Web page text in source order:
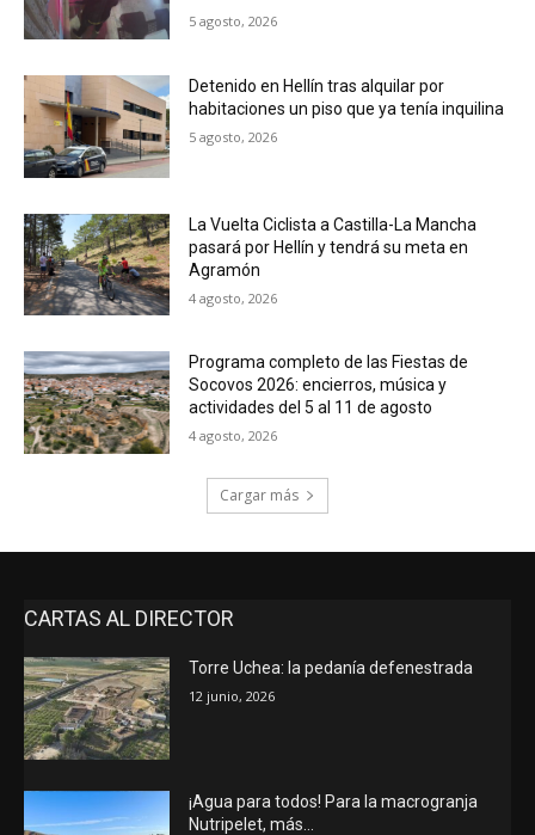
5 agosto, 2026
Detenido en Hellín tras alquilar por
habitaciones un piso que ya tenía inquilina
5 agosto, 2026
La Vuelta Ciclista a Castilla-La Mancha
pasará por Hellín y tendrá su meta en
Agramón
4 agosto, 2026
Programa completo de las Fiestas de
Socovos 2026: encierros, música y
actividades del 5 al 11 de agosto
4 agosto, 2026
Cargar más
CARTAS AL DIRECTOR
Torre Uchea: la pedanía defenestrada
12 junio, 2026
¡Agua para todos! Para la macrogranja
Nutripelet, más…